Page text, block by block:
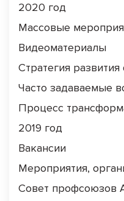
2020 год
Массовые
Видеоматериалы
Стратегия
Часто задаваемые
Процесс
2019 год
Вакансии
Мероприятия,
Совет профсоюзов